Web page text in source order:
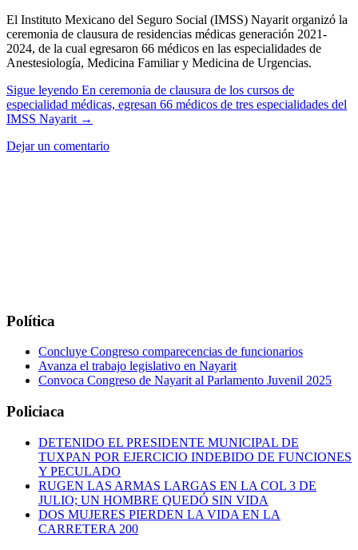
El Instituto Mexicano del Seguro Social (IMSS) Nayarit organizó la
ceremonia de clausura de residencias médicas generación 2021-
2024, de la cual egresaron 66 médicos en las especialidades de
Anestesiología, Medicina Familiar y Medicina de Urgencias.
Sigue leyendo En ceremonia de clausura de los cursos de
especialidad médicas, egresan 66 médicos de tres especialidades del
IMSS Nayarit →
Dejar un comentario
Política
Concluye Congreso comparecencias de funcionarios
Avanza el trabajo legislativo en Nayarit
Convoca Congreso de Nayarit al Parlamento Juvenil 2025
Policiaca
DETENIDO EL PRESIDENTE MUNICIPAL DE
TUXPAN POR EJERCICIO INDEBIDO DE FUNCIONES
Y PECULADO
RUGEN LAS ARMAS LARGAS EN LA COL 3 DE
JULIO; UN HOMBRE QUEDÓ SIN VIDA
DOS MUJERES PIERDEN LA VIDA EN LA
CARRETERA 200